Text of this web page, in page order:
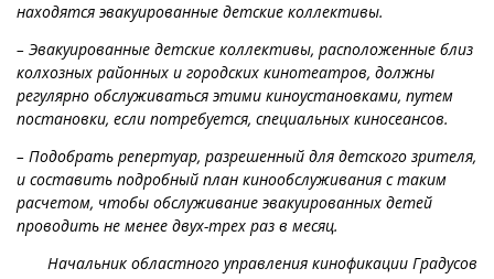
находятся эвакуированные детские коллективы.
– Эвакуированные детские коллективы, расположенные близ
колхозных районных и городских кинотеатров, должны
регулярно обслуживаться этими киноустановками, путем
постановки, если потребуется, специальных киносеансов.
– Подобрать репертуар, разрешенный для детского зрителя,
и составить подробный план кинообслуживания с таким
расчетом, чтобы обслуживание эвакуированных детей
проводить не менее двух-трех раз в месяц.
Начальник областного управления кинофикации Градусов